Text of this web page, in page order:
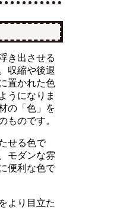
き出させる
収縮や後退
置かれた色
うになりま
の「色」を
ものです。
せる色で
モダンな雰
便利な色で
より目立た